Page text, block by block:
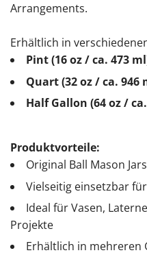
Arrangements.
Erhältlich in
Pint (16 oz / ca. 473
Quart (32 oz / ca. 946
Half Gallon (64 oz /
Produktvorteile:
Original Ball Mason
Vielseitig einsetzbar
Ideal für Vasen,
Projekte
Erhältlich in mehreren